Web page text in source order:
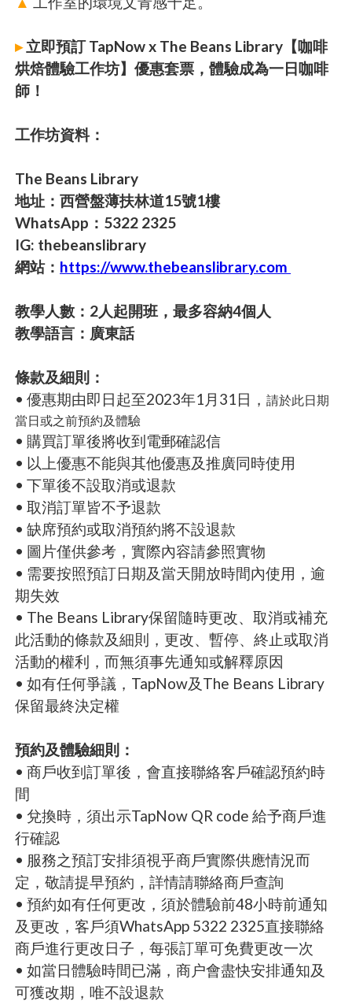
▸立即預訂 TapNow x The Beans Library【咖啡
烘焙體驗工作坊】優惠套票，體驗成為一日咖啡
師！
工作坊資料：
The Beans Library
地址：西營盤薄扶林道15號1樓
WhatsApp：5322 2325
IG: thebeanslibrary
網站： https://www.thebeanslibrary.com
教學人數：2人起開班，最多容納4個人
教學語言：廣東話
條款及細則：
• 優惠期由即日起至2023年1月31日，請於此日期
當日或之前預約及體驗
• 購買訂單後將收到電郵確認信
• 以上優惠不能與其他優惠及推廣同時使用
• 下單後不設取消或退款
• 取消訂單皆不予退款
• 缺席預約或取消預約將不設退款
• 圖片僅供參考，實際內容請參照實物
• 需要按照預訂日期及當天開放時間內使用，逾
期失效
• The Beans Library保留隨時更改、取消或補充
此活動的條款及細則，更改、暫停、終止或取消
活動的權利，而無須事先通知或解釋原因
• 如有任何爭議，TapNow及The Beans Library
保留最終決定權
預約及體驗細則：
• 商戶收到訂單後，會直接聯絡客戶確認預約時
間
• 兌換時，須出示TapNow QR code 給予商戶進
行確認
• 服務之預訂安排須視乎商戶實際供應情況而
定，敬請提早預約，詳情請聯絡商戶查詢
• 預約如有任何更改，須於體驗前48小時前通知
及更改，客戶須WhatsApp 5322 2325直接聯絡
商戶進行更改日子，每張訂單可免費更改一次
• 如當日體驗時間已滿，商户會盡快安排通知及
可獲改期，唯不設退款